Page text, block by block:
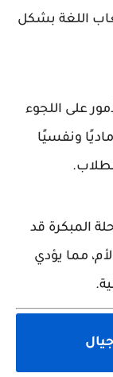
اللغة بشكل
على اللجوء
ونفسيًا
المبكرة قد
مما يؤدي